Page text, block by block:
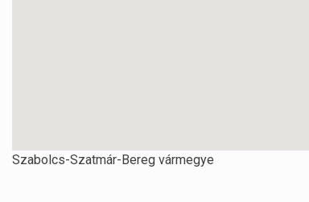
Szabolcs-Szatmár-Bereg vármegye